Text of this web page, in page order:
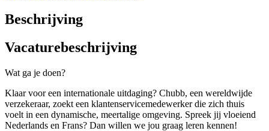
Beschrijving
Vacaturebeschrijving
Wat ga je doen?
Klaar voor een internationale uitdaging? Chubb, een wereldwijde
verzekeraar, zoekt een klantenservicemedewerker die zich thuis
voelt in een dynamische, meertalige omgeving. Spreek jij vloeiend
Nederlands en Frans? Dan willen we jou graag leren kennen!